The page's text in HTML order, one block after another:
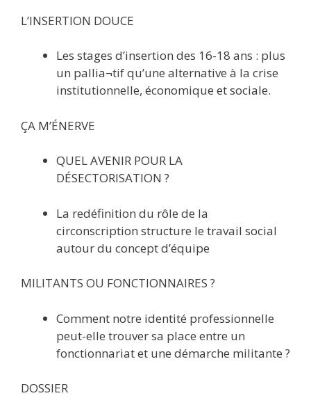
L’INSERTION DOUCE
Les stages d’insertion des 16-18 ans : plus
un pallia¬tif qu’une alternative à la crise
institutionnelle, économique et sociale.
ÇA M’ÉNERVE
QUEL AVENIR POUR LA
DÉSECTORISATION ?
La redéfinition du rôle de la
circonscription structure le travail social
autour du concept d’équipe
MILITANTS OU FONCTIONNAIRES ?
Comment notre identité professionnelle
peut-elle trouver sa place entre un
fonctionnariat et une démarche militante ?
DOSSIER